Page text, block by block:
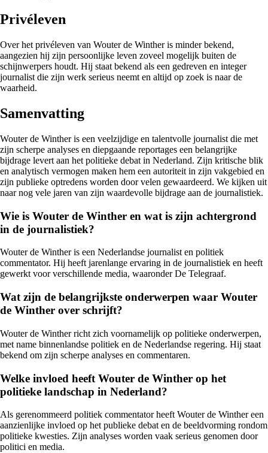
Privéleven
Over het privéleven van Wouter de Winther is minder bekend,
aangezien hij zijn persoonlijke leven zoveel mogelijk buiten de
schijnwerpers houdt. Hij staat bekend als een gedreven en integer
journalist die zijn werk serieus neemt en altijd op zoek is naar de
waarheid.
Samenvatting
Wouter de Winther is een veelzijdige en talentvolle journalist die met
zijn scherpe analyses en diepgaande reportages een belangrijke
bijdrage levert aan het politieke debat in Nederland. Zijn kritische blik
en analytisch vermogen maken hem een autoriteit in zijn vakgebied en
zijn publieke optredens worden door velen gewaardeerd. We kijken uit
naar nog vele jaren van zijn waardevolle bijdrage aan de journalistiek.
Wie is Wouter de Winther en wat is zijn achtergrond
in de journalistiek?
Wouter de Winther is een Nederlandse journalist en politiek
commentator. Hij heeft jarenlange ervaring in de journalistiek en heeft
gewerkt voor verschillende media, waaronder De Telegraaf.
Wat zijn de belangrijkste onderwerpen waar Wouter
de Winther over schrijft?
Wouter de Winther richt zich voornamelijk op politieke onderwerpen,
met name binnenlandse politiek en de Nederlandse regering. Hij staat
bekend om zijn scherpe analyses en commentaren.
Welke invloed heeft Wouter de Winther op het
politieke landschap in Nederland?
Als gerenommeerd politiek commentator heeft Wouter de Winther een
aanzienlijke invloed op het publieke debat en de beeldvorming rondom
politieke kwesties. Zijn analyses worden vaak serieus genomen door
politici en media.